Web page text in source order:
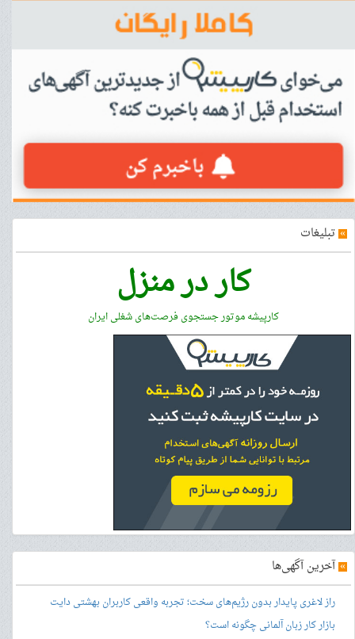
» تبلیغات
کار در منزل
کارپیشه موتور جستجوی فرصت‌های شغلی ایران
»آخرین آگهی‌ها
راز لاغری پایدار بدون رژیم‌های سخت؛ تجربه واقعی کاربران بهشتی دایت
بازار کار زبان آلمانی چگونه است؟